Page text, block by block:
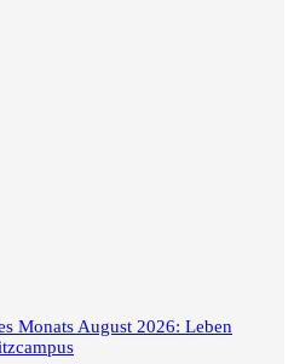
Monats August 2026: Leben